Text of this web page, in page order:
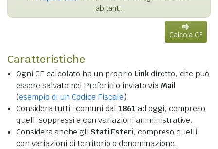
abitanti.
Calcola CF
Caratteristiche
Ogni CF calcolato ha un proprio Linkdiretto, che può
essere salvato nei Preferiti o inviato via Mail
(esempio di un Codice Fiscale)
Considera tutti i comuni dal 1861 ad oggi, compreso
quelli soppressi e con variazioni amministrative.
Considera anche gli Stati Esteri, compreso quelli
con variazioni di territorio o denominazione.